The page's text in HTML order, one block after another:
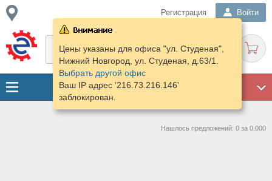
Регистрация Войти
Цены указаны для офиса "ул. Студеная",
Нижний Новгород, ул. Студеная, д.63/1.
Выбрать другой офис
Ваш IP адрес '216.73.216.146'
заблокирован.
Нашлось предложений: 0 за 0.000